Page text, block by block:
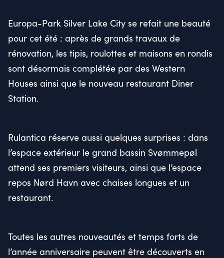
Europa-Park Silver Lake City se refait une beauté
pour cet été : après de grands travaux de
rénovation, les tipis, roulottes et maisons en rondis
sont désormais complétée par des Western
Houses ainsi que le nouveau restaurant Diner
Station.
Rulantica réserve aussi quelques surprises : dans
l’espace extérieur le grand bassin Svømmepøl
attend ses premiers visiteurs, ainsi que l’espace
repos Nørd Havn avec chaises longues et un
restaurant.
Toutes les autres nouveautés et temps forts de
l’année anniversaire peuvent être découverts en